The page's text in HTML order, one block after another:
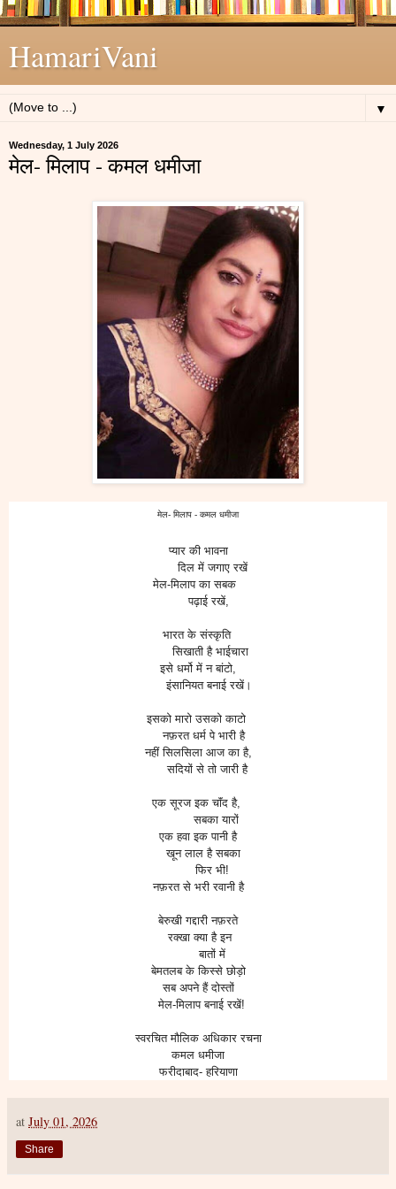
HamariVani
▼
Wednesday, 1 July 2026
मेल- मिलाप - कमल धमीजा
मेल- मिलाप - कमल धमीजा
प्यार की भावना
दिल में जगाए रखें
मेल-मिलाप का सबक
पढ़ाई रखें,
भारत के संस्कृति
सिखाती है भाईचारा
इसे धर्मो में न बांटो,
इंसानियत बनाई रखें।
इसको मारो उसको काटो
नफ़रत धर्म पे भारी है
नहीं सिलसिला आज का है,
सदियों से तो जारी है
एक सूरज इक चाॅंद है,
सबका यारों
एक हवा इक पानी है
खून लाल है सबका
फिर भी!
नफ़रत से भरी रवानी है
बेरुखी गद्दारी नफ़रते
रक्खा क्या है इन
बातों में
बेमतलब के किस्से छोड़ो
सब अपने हैं दोस्तों
मेल-मिलाप बनाई रखें!
स्वरचित मौलिक अधिकार रचना
कमल धमीजा
फरीदाबाद- हरियाणा
at July 01, 2026
Share